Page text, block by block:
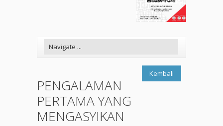
Kembali
PENGALAMAN
PERTAMA YANG
MENGASYIKAN